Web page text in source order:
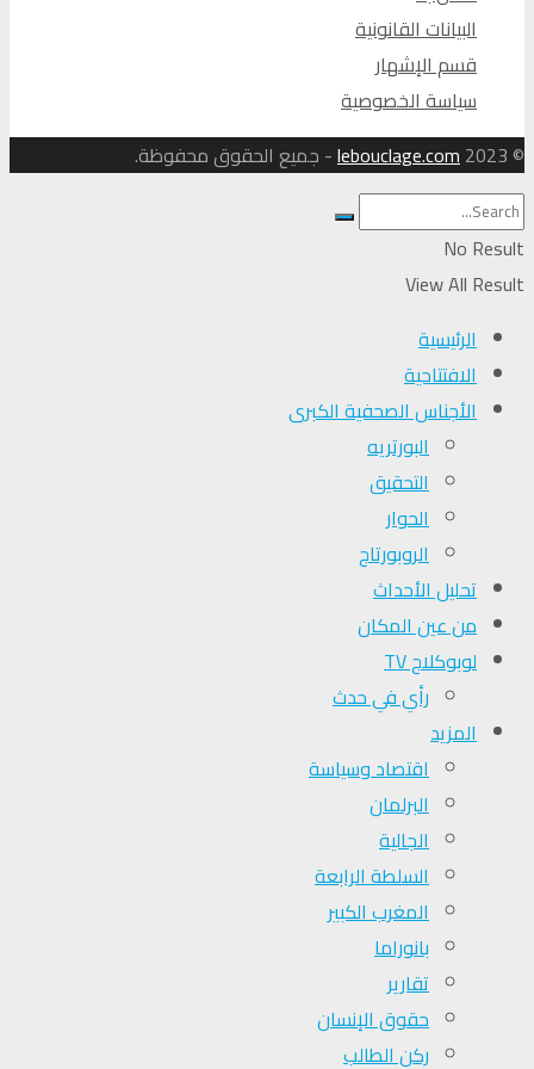
البيانات القانونية
قسم الإشهار
سياسة الخصوصية
© 2023
lebouclage.com- جميع الحقوق محفوظة.
No Result
View All Result
الرئيسية
الافتتاحية
الأجناس الصحفية الكبرى
البورتريه
التحقیق
الحوار
الروبورتاج
تحلیل الأحداث
من عين المكان
لوبوكلاج TV
رأي في حدث
المزيد
اقتصاد وسياسة
البرلمان
الجالية
السلطة الرابعة
المغرب الكبير
بانوراما
تقارير
حقوق الإنسان
ركن الطالب